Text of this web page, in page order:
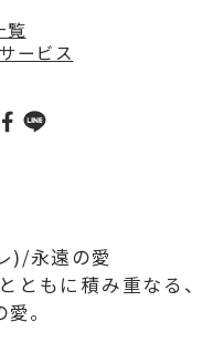
覧
ービス
)/永遠の愛
ともに積み重なる、
。